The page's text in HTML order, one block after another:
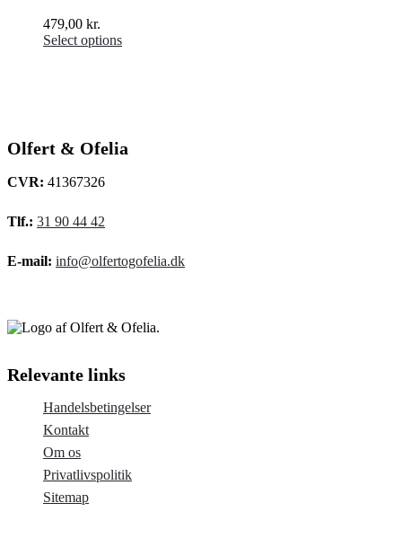
479,00 kr.
Select options
Olfert & Ofelia
CVR: 41367326
Tlf.: 31 90 44 42
E-mail: info@olfertogofelia.dk
Relevante links
Handelsbetingelser
Kontakt
Om os
Privatlivspolitik
Sitemap